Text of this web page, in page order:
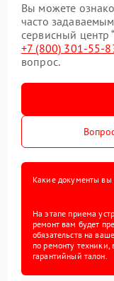
Вы можете
часто
сервисный центр
+7 (800) 301-55-
вопрос.
Какие документы вы
На этапе приема
ремонт вам будет
обязательств на
по ремонту техники,
гарантийный талон.